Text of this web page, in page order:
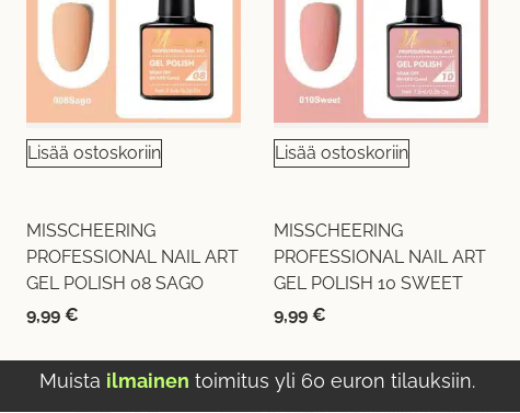
Lisää ostoskoriin
MISSCHEERING
PROFESSIONAL NAIL ART
GEL POLISH 08 SAGO
9,99€
Lisää ostoskoriin
MISSCHEERING
PROFESSIONAL NAIL ART
GEL POLISH 10 SWEET
9,99 €
Muista ilmainen toimitus yli 60 euron tilauksiin.